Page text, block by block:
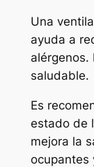
Una
ayuda a
alérgenos.
saludable.
Es
estado de
mejora la
ocupantes